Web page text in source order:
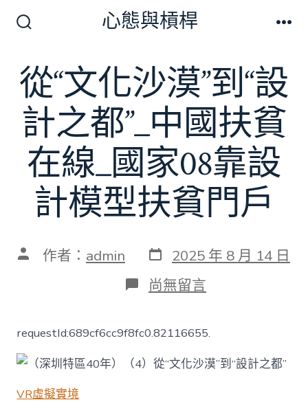
切
換
開
關
心態與槓桿
從“文化沙漠”到“設
計之都”_中國扶貧
在線_國家08靠設
計模型扶貧門戶
文 作者： admin 發
表
日
期
2025 年 8 月 14 日
在
〈從
化
沙
漠”
到
尚無留言
requestId:689cf6cc9f8fc0.82116655.
VR虛擬實境